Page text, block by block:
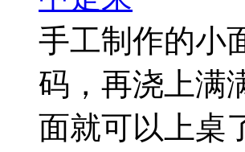
手工制作的小
码，再浇上满
面就可以上桌